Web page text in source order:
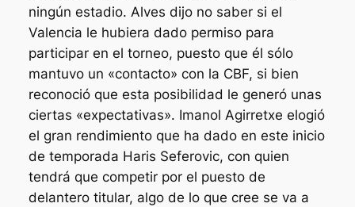
ningún estadio. Alves dijo no saber si el
Valencia le hubiera dado permiso para
participar en el torneo, puesto que él sólo
mantuvo un «contacto» con la CBF, si bien
reconoció que esta posibilidad le generó unas
ciertas «expectativas». Imanol Agirretxe elogió
el gran rendimiento que ha dado en este inicio
de temporada Haris Seferovic, con quien
tendrá que competir por el puesto de
delantero titular, algo de lo que cree se va a